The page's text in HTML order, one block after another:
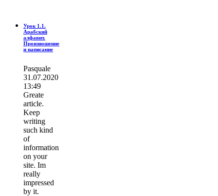
Урок 1.1.
Арабский
алфавит.
Произношение
и написание
Pasquale
31.07.2020
13:49
Greate
article.
Keep
writing
such kind
of
information
on your
site. Im
really
impressed
by it.